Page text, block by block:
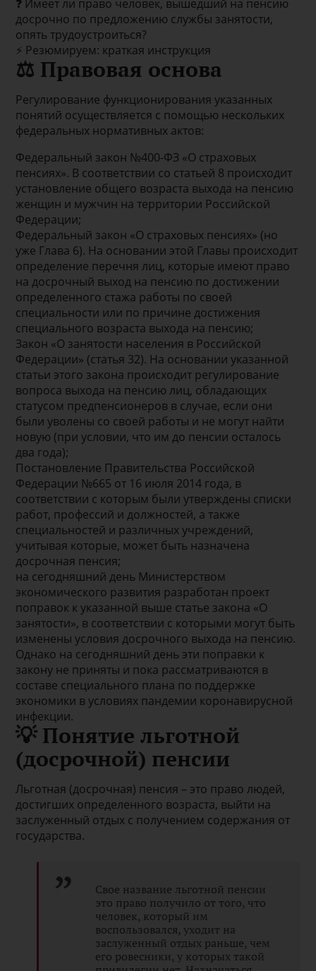
❓ Имеет ли право человек, вышедший на пенсию
досрочно по предложению службы занятости,
опять трудоустроиться?
⚡ Резюмируем: краткая инструкция
⚖ Правовая основа
Регулирование функционирования указанных
понятий осуществляется с помощью нескольких
федеральных нормативных актов:
Федеральный закон №400-ФЗ «О страховых
пенсиях». В соответствии со статьей 8 происходит
установление общего возраста выхода на пенсию
женщин и мужчин на территории Российской
Федерации;
Федеральный закон «О страховых пенсиях» (но
уже Глава 6). На основании этой Главы происходит
определение перечня лиц, которые имеют право
на досрочный выход на пенсию по достижении
определенного стажа работы по своей
специальности или по причине достижения
специального возраста выхода на пенсию;
Закон «О занятости населения в Российской
Федерации» (статья 32). На основании указанной
статьи этого закона происходит регулирование
вопроса выхода на пенсию лиц, обладающих
статусом предпенсионеров в случае, если они
были уволены со своей работы и не могут найти
новую (при условии, что им до пенсии осталось
два года);
Постановление Правительства Российской
Федерации №665 от 16 июля 2014 года, в
соответствии с которым были утверждены списки
работ, профессий и должностей, а также
специальностей и различных учреждений,
учитывая которые, может быть назначена
досрочная пенсия;
на сегодняшний день Министерством
экономического развития разработан проект
поправок к указанной выше статье закона «О
занятости», в соответствии с которыми могут быть
изменены условия досрочного выхода на пенсию.
Однако на сегодняшний день эти поправки к
закону не приняты и пока рассматриваются в
составе специального плана по поддержке
экономики в условиях пандемии коронавирусной
инфекции.
💡 Понятие льготной
(досрочной) пенсии
Льготная (досрочная) пенсия – это право людей,
достигших определенного возраста, выйти на
заслуженный отдых с получением содержания от
государства.
Свое название льготной пенсии
это право получило от того, что
человек, который им
воспользовался, уходит на
заслуженный отдых раньше, чем
его ровесники, у которых такой